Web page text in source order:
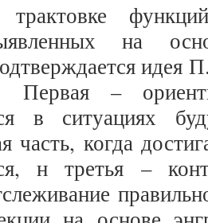
на
идея
Первая –
в ситуациях
часть, когда
н третья –